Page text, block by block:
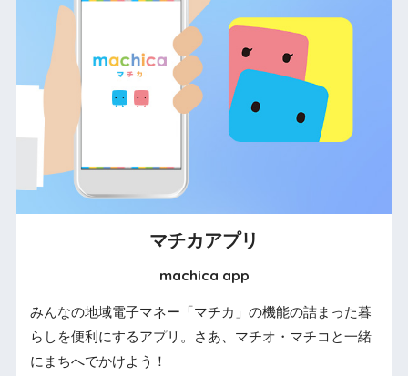
マチカアプリ
machica app
みんなの地域電子マネー「マチカ」の機能の詰まった暮
らしを便利にするアプリ。さあ、マチオ・マチコと一緒
にまちへでかけよう！